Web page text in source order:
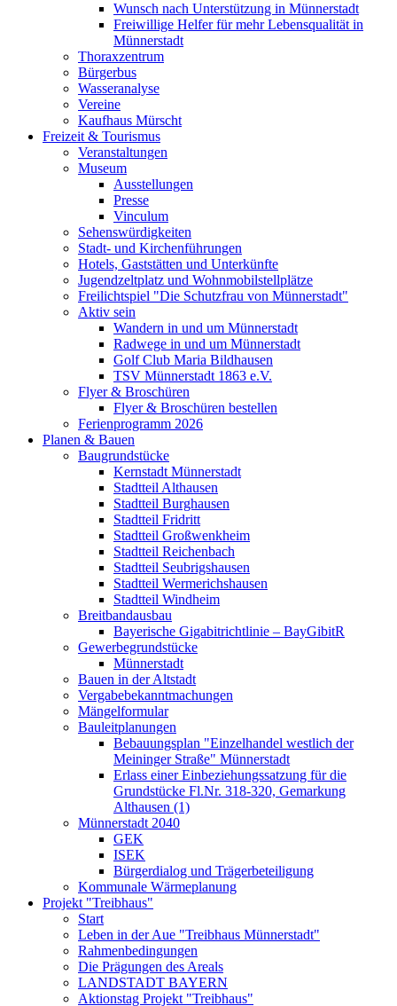
Wunsch nach Unterstützung in Münnerstadt
Freiwillige Helfer für mehr Lebensqualität in
Münnerstadt
Thoraxzentrum
Bürgerbus
Wasseranalyse
Vereine
Kaufhaus Mürscht
Freizeit & Tourismus
Veranstaltungen
Museum
Ausstellungen
Presse
Vinculum
Sehenswürdigkeiten
Stadt- und Kirchenführungen
Hotels, Gaststätten und Unterkünfte
Jugendzeltplatz und Wohnmobilstellplätze
Freilichtspiel "Die Schutzfrau von Münnerstadt"
Aktiv sein
Wandern in und um Münnerstadt
Radwege in und um Münnerstadt
Golf Club Maria Bildhausen
TSV Münnerstadt 1863 e.V.
Flyer & Broschüren
Flyer & Broschüren bestellen
Ferienprogramm 2026
Planen & Bauen
Baugrundstücke
Kernstadt Münnerstadt
Stadtteil Althausen
Stadtteil Burghausen
Stadtteil Fridritt
Stadtteil Großwenkheim
Stadtteil Reichenbach
Stadtteil Seubrigshausen
Stadtteil Wermerichshausen
Stadtteil Windheim
Breitbandausbau
Bayerische Gigabitrichtlinie – BayGibitR
Gewerbegrundstücke
Münnerstadt
Bauen in der Altstadt
Vergabebekanntmachungen
Mängelformular
Bauleitplanungen
Bebauungsplan "Einzelhandel westlich der
Meininger Straße" Münnerstadt
Erlass einer Einbeziehungssatzung für die
Grundstücke Fl.Nr. 318-320, Gemarkung
Althausen (1)
Münnerstadt 2040
GEK
ISEK
Bürgerdialog und Trägerbeteiligung
Kommunale Wärmeplanung
Projekt "Treibhaus"
Start
Leben in der Aue "Treibhaus Münnerstadt"
Rahmenbedingungen
Die Prägungen des Areals
LANDSTADT BAYERN
Aktionstag Projekt "Treibhaus"